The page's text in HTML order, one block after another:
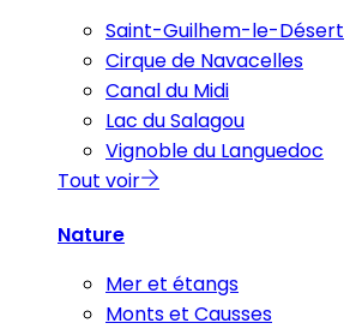
Saint-Guilhem-le-Désert
Cirque de Navacelles
Canal du Midi
Lac du Salagou
Vignoble du Languedoc
Tout voir
Nature
Mer et étangs
Monts et Causses